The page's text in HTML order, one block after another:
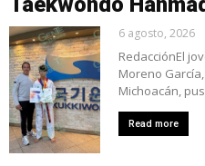
6 agosto, 2026
RedacciónEl
Moreno
Michoacán,
Read more